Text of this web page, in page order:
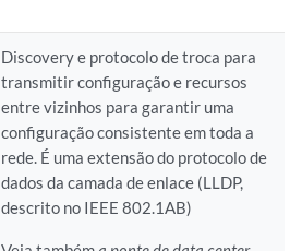
Discovery e protocolo de troca para
transmitir configuração e recursos
entre vizinhos para garantir uma
configuração consistente em toda a
rede. É uma extensão do protocolo de
dados da camada de enlace (LLDP,
descrito no IEEE 802.1AB)